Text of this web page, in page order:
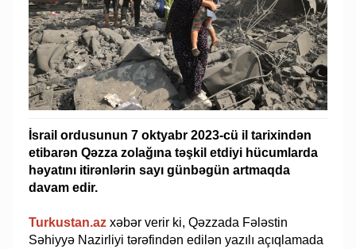
İsrail ordusunun 7 oktyabr 2023-cü il tarixindən
etibarən Qəzza zolağına təşkil etdiyi hücumlarda
həyatını itirənlərin sayı günbəgün artmaqda
davam edir.
Turkustan.azxəbər verir ki, Qəzzada Fələstin
Səhiyyə Nazirliyi tərəfindən edilən yazılı açıqlamada